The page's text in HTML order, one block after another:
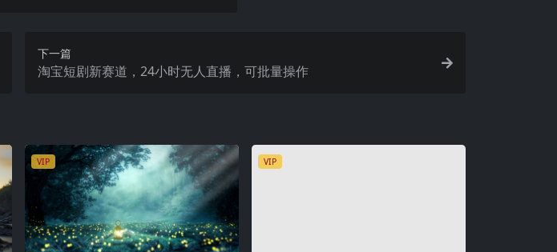
下一篇
淘宝短剧新赛道，24小时无人直播，可批量操作
VIP VIP